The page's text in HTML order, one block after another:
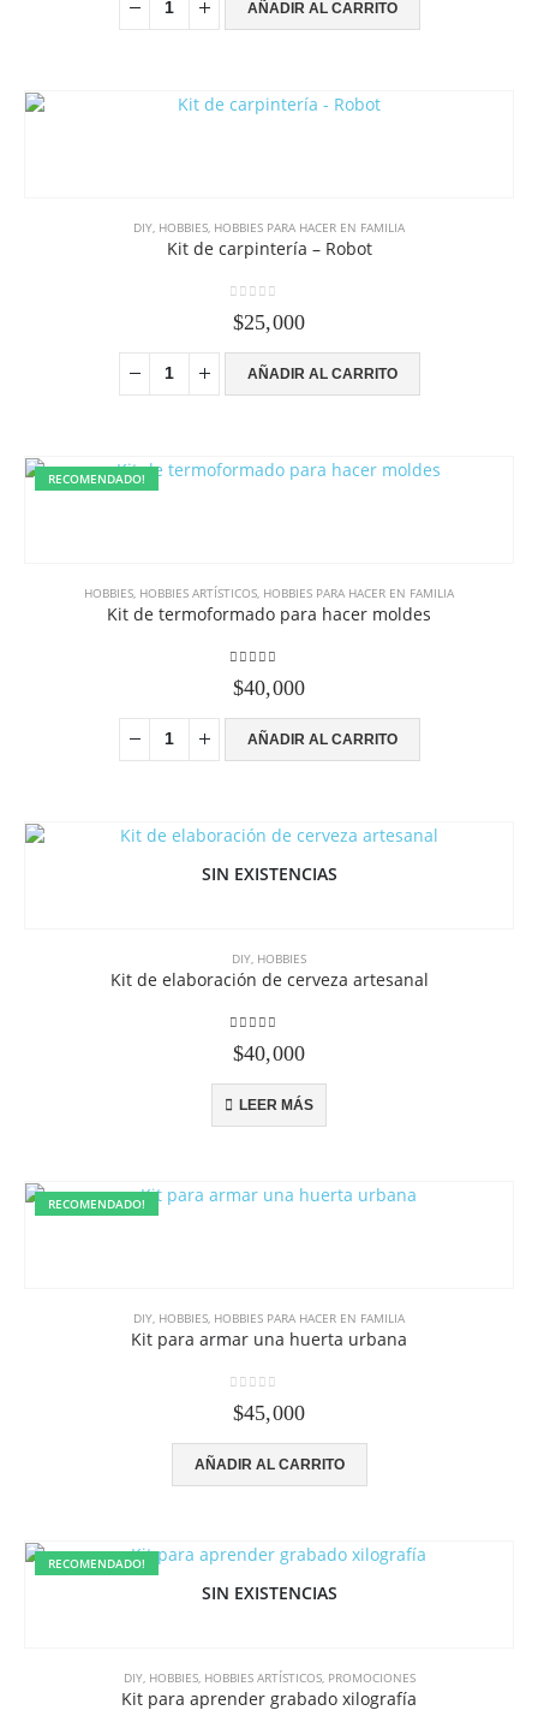
AÑADIR AL CARRITO
DIY, HOBBIES, HOBBIES PARA HACER EN FAMILIA
Kit de carpintería – Robot
$25,000
AÑADIR AL CARRITO
RECOMENDADO!
HOBBIES HOBBIES ARTÍSTICOS HOBBIES PARA HACER EN FAMILIA
Kit de termoformado para hacer moldes
$40,000
AÑADIR AL CARRITO
SIN EXISTENCIAS
DIY HOBBIES
Kit de elaboración de cerveza artesanal
$40,000
LEER MÁS
RECOMENDADO!
DIY HOBBIES HOBBIES PARA HACER EN FAMILIA
Kit para armar una huerta urbana
$45,000
AÑADIR AL CARRITO
RECOMENDADO!
SIN EXISTENCIAS
DIY, HOBBIES, HOBBIES ARTÍSTICOS, PROMOCIONES
Kit para aprender grabado xilografía